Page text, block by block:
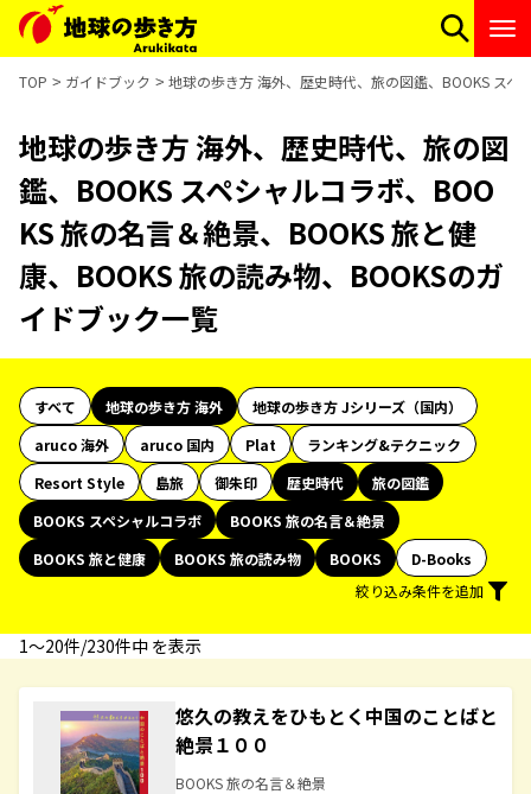
TOP ガイドブック 地球の歩き方 海外、歴史時代、旅の図鑑、BOOKS スペ
地球の歩き方 海外、歴史時代、旅の図
鑑、BOOKS スペシャルコラボ、BOO
KS 旅の名言＆絶景、BOOKS 旅と健
康、BOOKS 旅の読み物、BOOKSのガ
イドブック一覧
すべて 地球の歩き方 海外
地球の歩き方 Jシリーズ（国内）
aruco 海外
aruco 国内 Plat
ランキング&テクニック
Resort Style
島旅 御朱印 歴史時代
旅の図鑑
BOOKS スペシャルコラボ
BOOKS 旅の名言＆絶景
BOOKS 旅と健康
BOOKS 旅の読み物 BOOKS
D-Books
絞り込み条件を追加
1〜20件/230件中 を表示
悠久の教えをひもとく中国のことばと
絶景１００
BOOKS 旅の名言＆絶景